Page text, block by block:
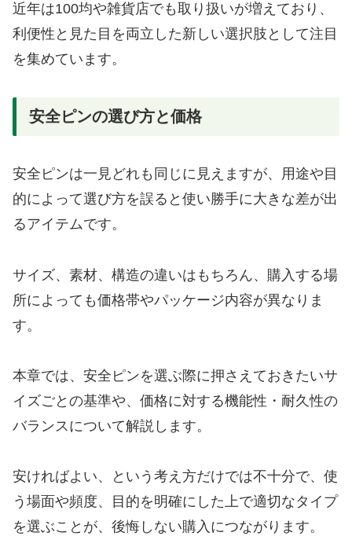
近年は100均や雑貨店でも取り扱いが増えており、
利便性と見た目を両立した新しい選択肢として注目
を集めています。
安全ピンの選び方と価格
安全ピンは一見どれも同じに見えますが、用途や目
的によって選び方を誤ると使い勝手に大きな差が出
るアイテムです。
サイズ、素材、構造の違いはもちろん、購入する場
所によっても価格帯やパッケージ内容が異なりま
す。
本章では、安全ピンを選ぶ際に押さえておきたいサ
イズごとの基準や、価格に対する機能性・耐久性の
バランスについて解説します。
安ければよい、という考え方だけでは不十分で、使
う場面や頻度、目的を明確にした上で適切なタイプ
を選ぶことが、後悔しない購入につながります。